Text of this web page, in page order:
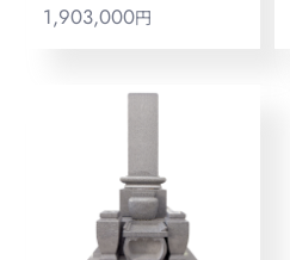
1,903,000円